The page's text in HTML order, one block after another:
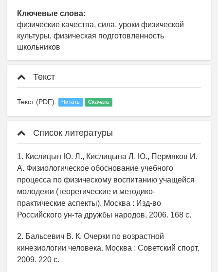
Ключевые слова:
физические качества, сила, уроки физической
культуры, физическая подготовленность
школьников
Текст
Текст (PDF): Читать Скачать
Список литературы
1. Кислицын Ю. Л., Кислицына Л. Ю., Пермяков И.
А. Физиологическое обоснование учебного
процесса по физическому воспитанию учащейся
молодежи (теоретические и методико-
практические аспекты). Москва : Изд-во
Российского ун-та дружбы народов, 2006. 168 с.
2. Бальсевич В. К. Очерки по возрастной
кинезиологии человека. Москва : Советский спорт,
2009. 220 с.